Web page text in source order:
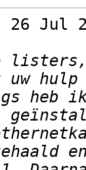
26 Jul
heb